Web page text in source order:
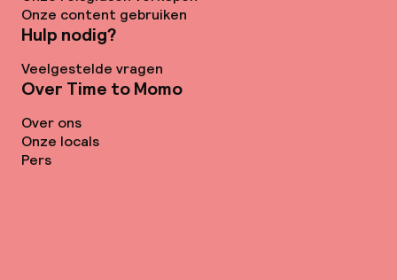
Onze content gebruiken
Hulp nodig?
Veelgestelde vragen
Over Time to Momo
Over ons
Onze locals
Pers